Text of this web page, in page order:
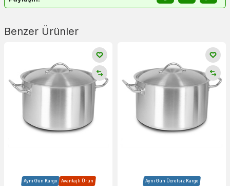
Benzer Ürünler
Aynı Gün Kargo Avantajlı Ürün Aynı Gün Ücretsiz Kargo